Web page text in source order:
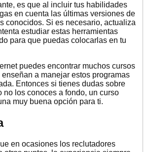
es que al incluir tus habilidades
en cuenta las últimas versiones de
conocidos. Si es necesario, actualiza
estudiar estas herramientas
para que puedas colocarlas en tu
puedes encontrar muchos cursos
a manejar estos programas
Entonces si tienes dudas sobre
no los conoces a fondo, un curso
muy buena opción para ti.
en ocasiones los reclutadores